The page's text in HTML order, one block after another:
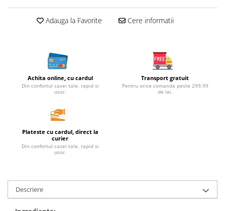
Conserve, Pateuri, creme
Leguminoase si seminte
Fermenti si gelifianti
Produse din soia
Sare si inlocuitori
Produse care inlocuiesc carnea
Unt, alternativa unt
Paine bio
Paste
Ciocolata
Dulceturi, gemuri, compoturi
Adauga la Favorite Cere informatii
Achita online, cu cardul
Din confortul casei tale, rapid si
usor.
Transport gratuit
Pentru orice comanda peste 299,99
de lei.
Plateste cu cardul, direct la
curier
Din confortul casei tale, rapid si
usor.
Descriere